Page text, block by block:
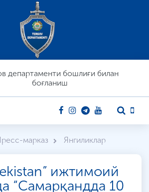
департaменти бошлиғи билан
боғланиш
марказ Янгиликлар
ижтимоий
“Самарқандда 10